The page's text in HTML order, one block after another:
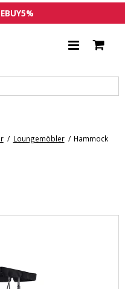
/ Loungemöbler / Hammock